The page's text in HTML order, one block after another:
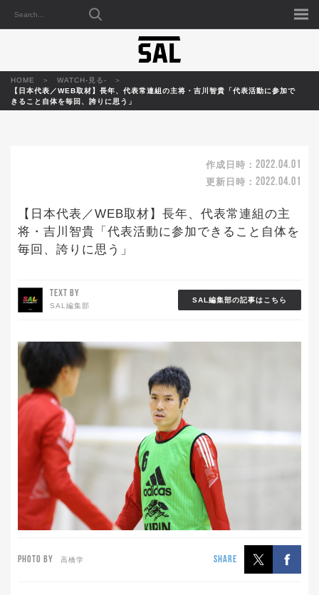
HOME
WATCH-見る-
【日本代表／WEB取材】長年、代表常連組の主将・吉川智貴「代表活動に参加で
きること自体を毎回、誇りに思う」
作成日時： 2022.04.01
更新日時： 2022.04.01
【日本代表／WEB取材】長年、代表常連組の主
将・吉川智貴「代表活動に参加できること自体を
毎回、誇りに思う」
TEXT BY
SAL編集部
SAL編集部の記事はこちら
PHOTO BY 高橋学 SHARE